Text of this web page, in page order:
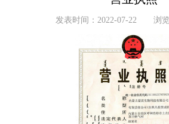
发表时间：2022-07-22 浏